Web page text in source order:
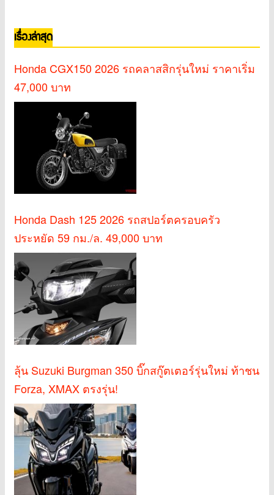
เรื่องล่าสุด
Honda CGX150 2026 รถคลาสสิกรุ่นใหม่ ราคาเริ่ม
47,000 บาท
Honda Dash 125 2026 รถสปอร์ตครอบครัว
ประหยัด 59 กม./ล. 49,000 บาท
ลุ้น Suzuki Burgman 350 บิ๊กสกู๊ตเตอร์รุ่นใหม่ ท้าชน
Forza, XMAX ตรงรุ่น!